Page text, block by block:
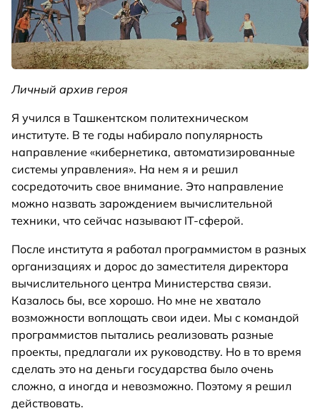
Личный архив героя
Я учился в Ташкентском политехническом
институте. В те годы набирало популярность
направление «кибернетика, автоматизированные
системы управления». На нем я и решил
сосредоточить свое внимание. Это направление
можно назвать зарождением вычислительной
техники, что сейчас называют IT-сферой.
После института я работал программистом в разных
организациях и дорос до заместителя директора
вычислительного центра Министерства связи.
Казалось бы, все хорошо. Но мне не хватало
возможности воплощать свои идеи. Мы с командой
программистов пытались реализовать разные
проекты, предлагали их руководству. Но в то время
сделать это на деньги государства было очень
сложно, а иногда и невозможно. Поэтому я решил
действовать.